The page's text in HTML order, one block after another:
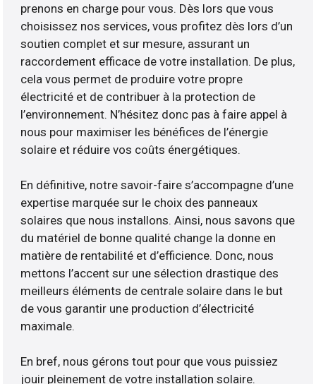
prenons en charge pour vous. Dès lors que vous
choisissez nos services, vous profitez dès lors d’un
soutien complet et sur mesure, assurant un
raccordement efficace de votre installation. De plus,
cela vous permet de produire votre propre
électricité et de contribuer à la protection de
l’environnement. N’hésitez donc pas à faire appel à
nous pour maximiser les bénéfices de l’énergie
solaire et réduire vos coûts énergétiques.
En définitive, notre savoir-faire s’accompagne d’une
expertise marquée sur le choix des panneaux
solaires que nous installons. Ainsi, nous savons que
du matériel de bonne qualité change la donne en
matière de rentabilité et d’efficience. Donc, nous
mettons l’accent sur une sélection drastique des
meilleurs éléments de centrale solaire dans le but
de vous garantir une production d’électricité
maximale.
En bref, nous gérons tout pour que vous puissiez
jouir pleinement de votre installation solaire.